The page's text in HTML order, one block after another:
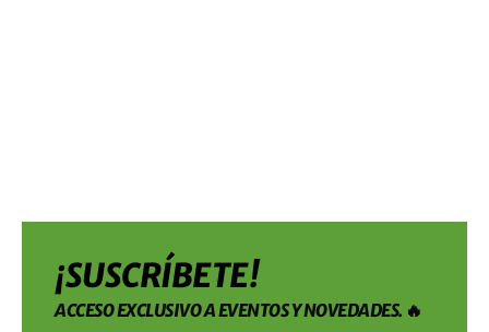
¡SUSCRÍBETE!
ACCESO EXCLUSIVO A EVENTOS Y NOVEDADES. 🔥